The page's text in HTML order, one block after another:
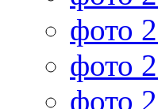
фото
фото
фото